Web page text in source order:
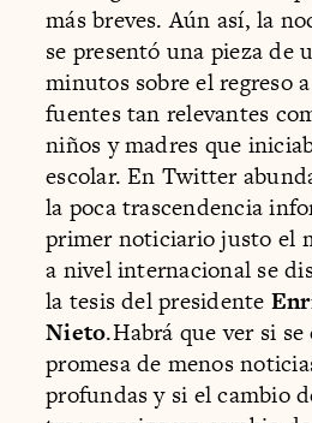
más breves. Aún así, la
se presentó una pieza de
minutos sobre el regreso
fuentes tan relevantes
niños y madres que
escolar. En Twitter
la poca trascendencia
primer noticiario justo el
a nivel internacional se
la tesis del presidente
Nieto.Habrá que ver si
promesa de menos
profundas y si el cambio